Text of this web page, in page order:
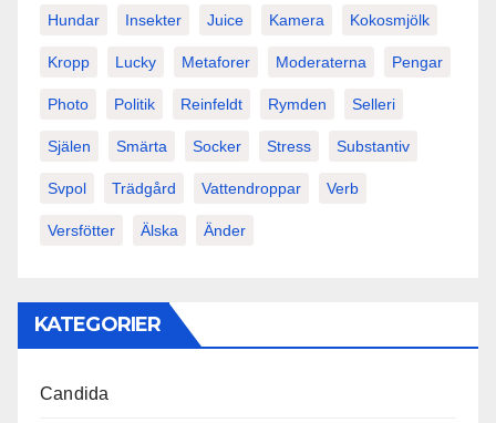
Hundar Insekter Juice Kamera Kokosmjölk
Kropp Lucky Metaforer Moderaterna Pengar
Photo Politik Reinfeldt Rymden Selleri
Själen Smärta Socker Stress Substantiv
Svpol Trädgård Vattendroppar Verb
Versfötter Älska Änder
KATEGORIER
Candida